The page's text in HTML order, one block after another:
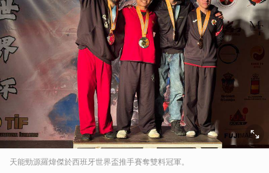
天能勁源羅煒傑於西班牙世界盃推手賽奪雙料冠軍。